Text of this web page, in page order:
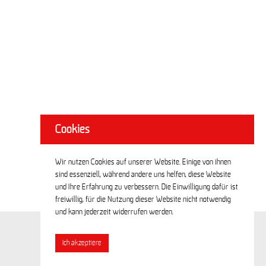
Cookies
Wir nutzen Cookies auf unserer Website. Einige von ihnen
sind essenziell, während andere uns helfen, diese Website
und Ihre Erfahrung zu verbessern. Die Einwilligung dafür ist
freiwillig, für die Nutzung dieser Website nicht notwendig
und kann jederzeit widerrufen werden.
Ich akzeptiere